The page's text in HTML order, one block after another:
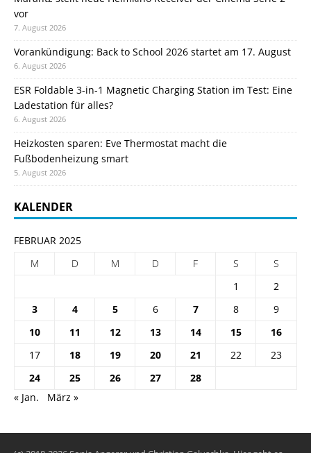
vor
7. August 2026
Vorankündigung: Back to School 2026 startet am 17. August
6. August 2026
ESR Foldable 3-in-1 Magnetic Charging Station im Test: Eine
Ladestation für alles?
6. August 2026
Heizkosten sparen: Eve Thermostat macht die
Fußbodenheizung smart
5. August 2026
KALENDER
FEBRUAR 2025
M
D M D F S
S
1
2
3
4 5 6 7 8
9
10
11 12 13 14 15
16
17
18 19 20 21 22
23
24
25 26 27
28
« Jan.
März »